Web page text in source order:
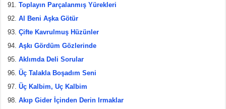
Toplayın Parçalanmış Yürekleri
Al Beni Aşka Götür
Çifte Kavrulmuş Hüzünler
Aşkı Gördüm Gözlerinde
Aklımda Deli Sorular
Üç Talakla Boşadım Seni
Üç Kalbim, Uç Kalbim
Akıp Gider İçinden Derin Irmaklar